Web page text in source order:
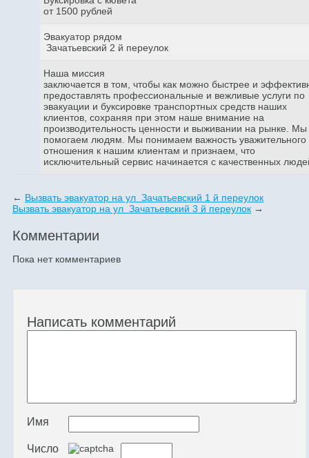
от 1500 рублей
Эвакуатор рядом
Зачатьевский 2 й переулок
Наша миссия
заключается в том, чтобы как можно быстрее и
предоставлять профессиональные и вежливые услуги по
эвакуации и буксировке транспортных средств наших
клиентов, сохраняя при этом наше внимание на
производительность ценности и выживании на рынке. Мы
помогаем людям. Мы понимаем важность уважительного
отношения к нашим клиентам и признаем, что
исключительный сервис начинается с качественных
← Вызвать эвакуатор на ул Зачатьевский 1 й переулок
Вызвать эвакуатор на ул Зачатьевский 3 й переулок →
Комментарии
Пока нет комментариев
Написать комментарий
Имя
Число